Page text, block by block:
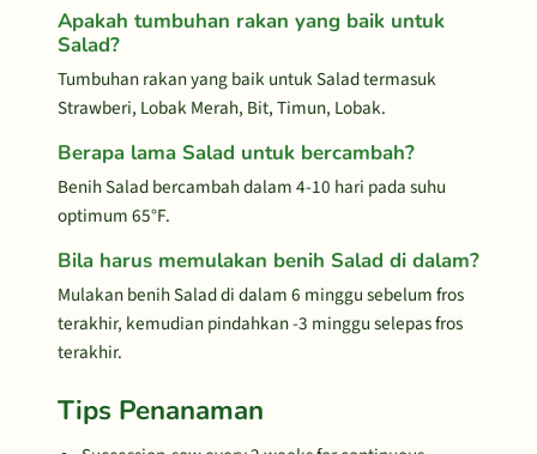
Apakah tumbuhan rakan yang baik untuk
Salad?
Tumbuhan rakan yang baik untuk Salad termasuk
Strawberi, Lobak Merah, Bit, Timun, Lobak.
Berapa lama Salad untuk bercambah?
Benih Salad bercambah dalam 4-10 hari pada suhu
optimum 65°F.
Bila harus memulakan benih Salad di dalam?
Mulakan benih Salad di dalam 6 minggu sebelum fros
terakhir, kemudian pindahkan -3 minggu selepas fros
terakhir.
Tips Penanaman